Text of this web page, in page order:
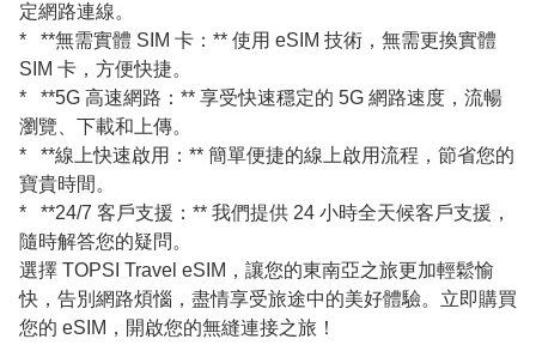
定網路連線。
* **無需實體 SIM 卡：** 使用 eSIM 技術，無需更換實體
SIM 卡，方便快捷。
* **5G 高速網路：** 享受快速穩定的 5G 網路速度，流暢
瀏覽、下載和上傳。
* **線上快速啟用：** 簡單便捷的線上啟用流程，節省您的
寶貴時間。
* **24/7 客戶支援：** 我們提供 24 小時全天候客戶支援，
隨時解答您的疑問。
選擇 TOPSI Travel eSIM，讓您的東南亞之旅更加輕鬆愉
快，告別網路煩惱，盡情享受旅途中的美好體驗。立即購買
您的 eSIM，開啟您的無縫連接之旅！